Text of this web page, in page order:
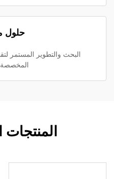
حلول
البحث والتطوير المستمر
المخصصة
المنتجات